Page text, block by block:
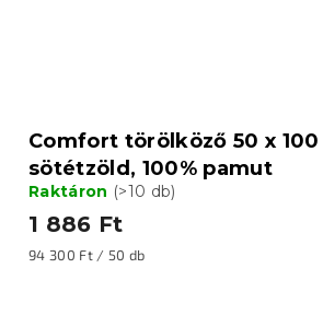
Comfort törölköző 50 x 100
sötétzöld, 100% pamut
Raktáron (>10 db)
1 886 Ft
Egységár:
94 300 Ft / 50 db